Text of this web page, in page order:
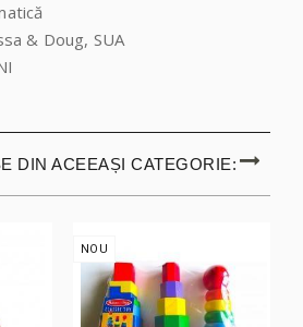
& Doug, SUA
DIN ACEEAȘI CATEGORIE:
NOU